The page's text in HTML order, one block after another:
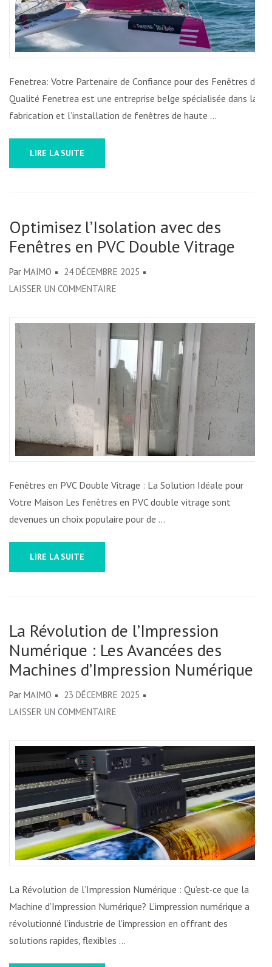
DE
QUALITÉ
BELGIQUE
Fenetrea: Votre Partenaire de Confiance pour des Fenêtres de
Qualité Fenetrea est une entreprise belge spécialisée dans la
fabrication et l’installation de fenêtres de haute …
LIRE LA SUITE
Optimisez l’Isolation avec des
Fenêtres en PVC Double Vitrage
Par MAIMO
24 DÉCEMBRE 2025
LAISSER UN COMMENTAIRE
L’ISOLATION
AVEC
DES
FENÊTRES
EN
PVC
DOUBLE
VITRAGE
Fenêtres en PVC Double Vitrage : La Solution Idéale pour
Votre Maison Les fenêtres en PVC double vitrage sont
devenues un choix populaire pour de …
LIRE LA SUITE
La Révolution de l’Impression
Numérique : Les Avancées des
Machines d’Impression Numérique
Par MAIMO
23 DÉCEMBRE 2025
LAISSER UN COMMENTAIRE
RÉVOLUTION
DE
L’IMPRESSION
NUMÉRIQUE
LES
AVANCÉES
DES
D’IMPRESSION
NUMÉRIQUE
La Révolution de l’Impression Numérique : Qu’est-ce que la
Machine d’Impression Numérique? L’impression numérique a
révolutionné l’industrie de l’impression en offrant des
solutions rapides, flexibles …